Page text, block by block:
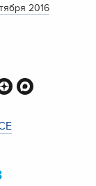
2016